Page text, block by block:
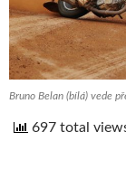
Bruno Belan (bílá) vede
697 total